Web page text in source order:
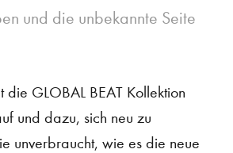
und die unbekannte Seite
GLOBAL BEAT Kollektion
und dazu, sich neu zu
unverbraucht, wie es die neue